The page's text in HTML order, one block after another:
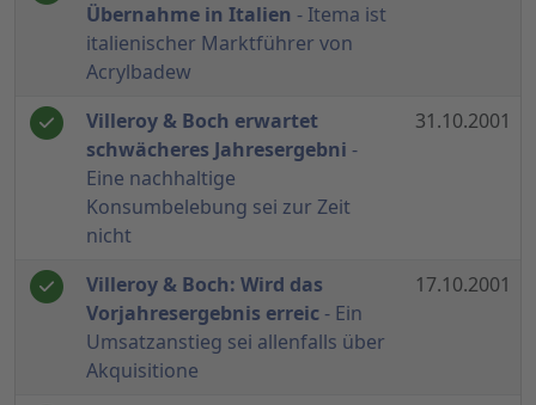
Übernahme in Italien - Itema ist
italienischer Marktführer von
Acrylbadew
Villeroy & Boch erwartet
schwächeres Jahresergebni -
Eine nachhaltige
Konsumbelebung sei zur Zeit
nicht
31.10.2001
Villeroy & Boch: Wird das
Vorjahresergebnis erreic - Ein
Umsatzanstieg sei allenfalls über
Akquisitione
17.10.2001